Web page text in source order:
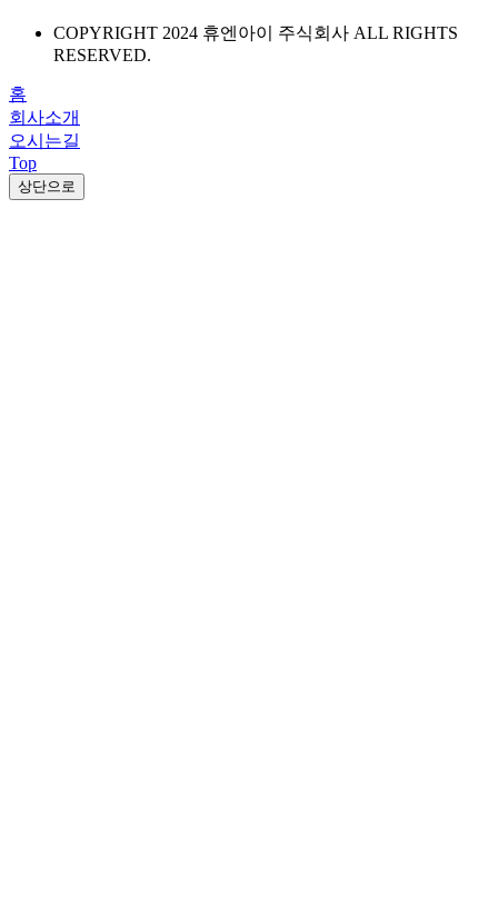
COPYRIGHT 2024 휴엔아이 주식회사 ALL RIGHTS
RESERVED.
홈
회사소개
오시는길
Top
상단으로